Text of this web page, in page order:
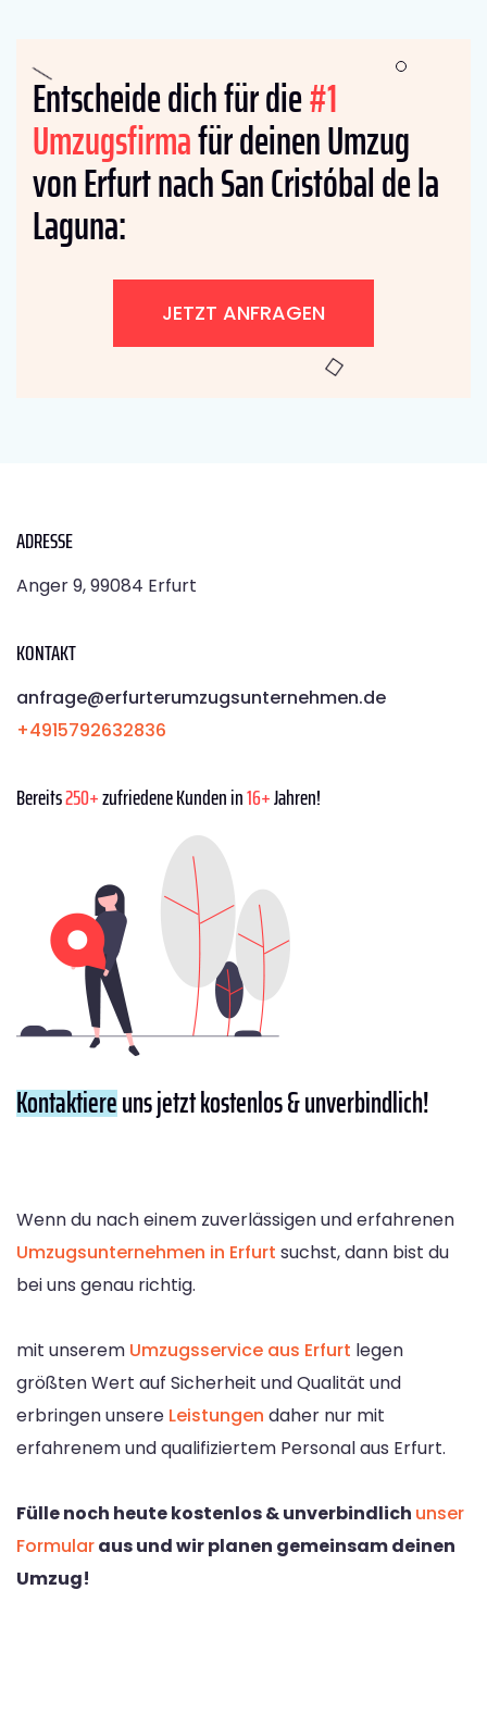
Entscheide dich für die#1
Umzugsfirmafür deinen Umzug
von Erfurt nach San Cristóbal de la
Laguna:
JETZT ANFRAGEN
ADRESSE
Anger 9, 99084 Erfurt
KONTAKT
anfrage@erfurterumzugsunternehmen.de
+4915792632836
Bereits250+zufriedene Kunden in16+Jahren!
Kontaktiereuns jetzt kostenlos & unverbindlich!
Wenn du nach einem zuverlässigen und erfahrenen
Umzugsunternehmen in Erfurt suchst, dann bist du
bei uns genau richtig.
mit unserem Umzugsservice aus Erfurt legen
größten Wert auf Sicherheit und Qualität und
erbringen unsere Leistungen daher nur mit
erfahrenem und qualifiziertem Personal aus Erfurt.
Fülle noch heute kostenlos & unverbindlich unser
Formularaus und wir planen gemeinsam deinen
Umzug!